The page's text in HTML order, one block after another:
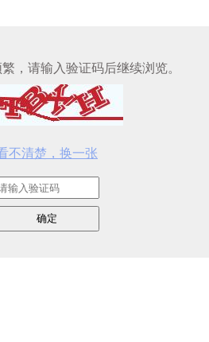
，请输入验证码后继续浏览。
不清楚，换一张